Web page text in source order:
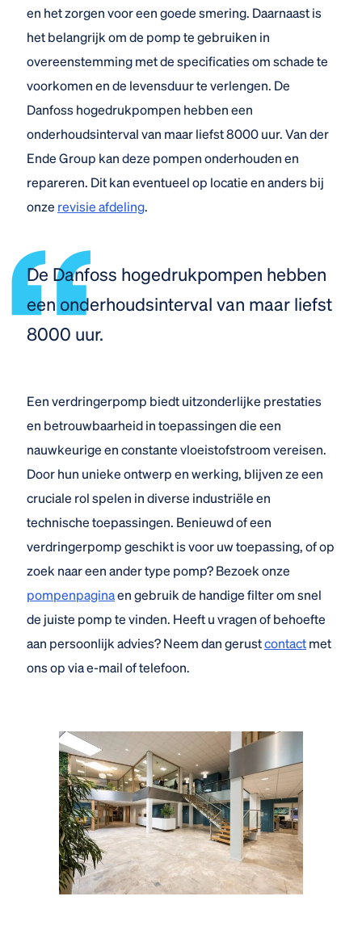
en het zorgen voor een goede smering. Daarnaast is
het belangrijk om de pomp te gebruiken in
overeenstemming met de specificaties om schade te
voorkomen en de levensduur te verlengen. De
Danfoss hogedrukpompen hebben een
onderhoudsinterval van maar liefst 8000 uur. Van der
Ende Group kan deze pompen onderhouden en
repareren. Dit kan eventueel op locatie en anders bij
onze revisie afdeling.
De Danfoss hogedrukpompen hebben
een onderhoudsinterval van maar liefst
8000 uur.
Een verdringerpomp biedt uitzonderlijke prestaties
en betrouwbaarheid in toepassingen die een
nauwkeurige en constante vloeistofstroom vereisen.
Door hun unieke ontwerp en werking, blijven ze een
cruciale rol spelen in diverse industriële en
technische toepassingen. Benieuwd of een
verdringerpomp geschikt is voor uw toepassing, of op
zoek naar een ander type pomp? Bezoek onze
pompenpaginaen gebruik de handige filter om snel
de juiste pomp te vinden. Heeft u vragen of behoefte
aan persoonlijk advies? Neem dan gerustcontactmet
ons op via e-mail of telefoon.